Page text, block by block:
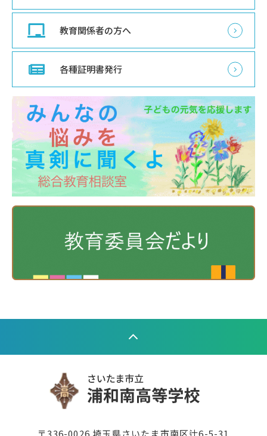
教育関係者の方へ
各種証明書発行
〒336-0026 埼玉県さいたま市南区辻6-5-31